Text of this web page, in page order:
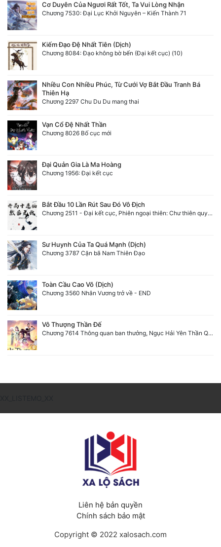
Cơ Duyên Của Ngươi Rất Tốt, Ta Vui Lòng Nhận
Chương 7530: Đại Lục Khởi Nguyên – Kiến Thành 71
Kiếm Đạo Đệ Nhất Tiên (Dịch)
Chương 8084: Đạo không bờ bến (Đại kết cục) (10)
Nhiều Con Nhiều Phúc, Từ Cưới Vợ Bắt Đầu Tranh Bá
Thiên Hạ
Chương 2297 Chu Du Du mang thai
Vạn Cổ Đệ Nhất Thần
Chương 8026 Bố cục mới
Đại Quản Gia Là Ma Hoàng
Chương 1956: Đại kết cục
Bắt Đầu 10 Lần Rút Sau Đó Vô Địch
Chương 2511 - Đại kết cục, Phiên ngoại thiên: Chư thiên quy nhất giới, vĩnh hằng thế giới. Hết!
Sư Huynh Của Ta Quá Mạnh (Dịch)
Chương 3787 Cặn bã Nam Thiên Đạo
Toàn Cầu Cao Võ (Dịch)
Chương 3560 Nhân Vương trở về - END
Vô Thượng Thần Đế
Chương 7614 Thông quan ban thưởng, Ngục Hải Yên Thần Quang
Liên hệ bản quyền
Chính sách bảo mật
Copyright © 2022 xalosach.com